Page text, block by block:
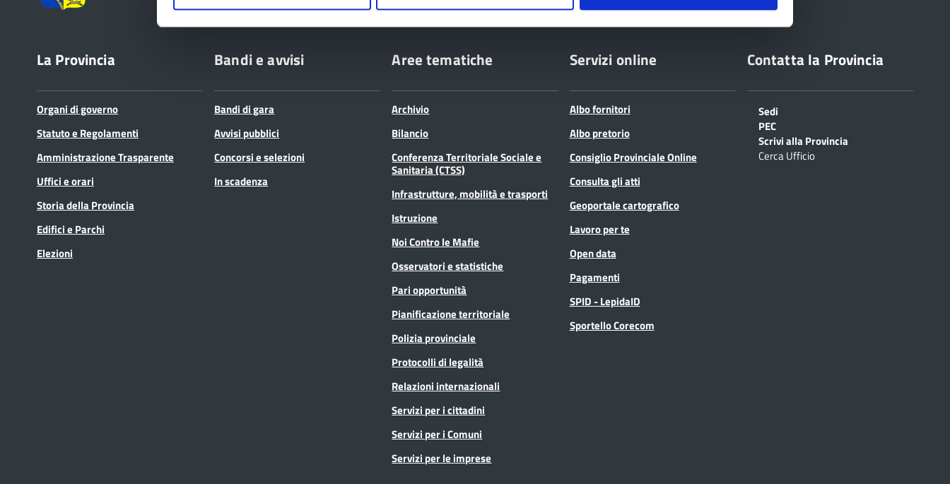
La Provincia
Organi di governo
Statuto e Regolamenti
Amministrazione Trasparente
Uffici e orari
Storia della Provincia
Edifici e Parchi
Elezioni
Bandi e avvisi
Bandi di gara
Avvisi pubblici
Concorsi e selezioni
In scadenza
Aree tematiche
Archivio
Bilancio
Conferenza Territoriale Sociale e
Sanitaria (CTSS)
Infrastrutture, mobilità e trasporti
Istruzione
Noi Contro le Mafie
Osservatori e statistiche
Pari opportunità
Pianificazione territoriale
Polizia provinciale
Protocolli di legalità
Relazioni internazionali
Servizi per i cittadini
Servizi per i Comuni
Servizi per le imprese
Servizi online
Albo fornitori
Albo pretorio
Consiglio Provinciale Online
Consulta gli atti
Geoportale cartografico
Lavoro per te
Open data
Pagamenti
SPID - LepidaID
Sportello Corecom
Contatta la Provincia
Sedi
PEC
Scrivi alla Provincia
Cerca Ufficio